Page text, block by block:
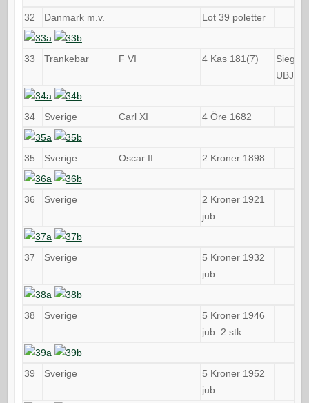
32 Danmark m.v. Lot 39 poletter
33 Trankebar F VI 4 Kas 181(7)
Sieg
UBJ
34 Sverige Carl XI 4 Öre 1682
35 Sverige Oscar II 2 Kroner 1898
36 Sverige
2 Kroner 1921
jub.
37 Sverige
5 Kroner 1932
jub.
38 Sverige
5 Kroner 1946
jub. 2 stk
39 Sverige
5 Kroner 1952
jub.